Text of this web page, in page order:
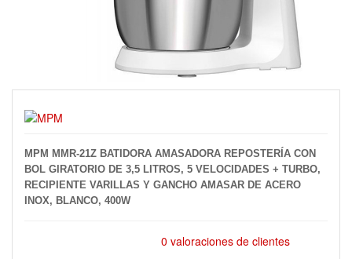
MPM MMR-21Z BATIDORA AMASADORA REPOSTERÍA CON
BOL GIRATORIO DE 3,5 LITROS, 5 VELOCIDADES + TURBO,
RECIPIENTE VARILLAS Y GANCHO AMASAR DE ACERO
INOX, BLANCO, 400W
0 valoraciones de clientes